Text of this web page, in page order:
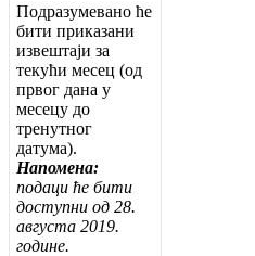
Подразумевано ће
бити приказани
извештаји за
текући месец (од
првог дана у
месецу до
тренутног
датума).
Напомена:
подаци ће бити
доступни од 28.
августа 2019.
године.